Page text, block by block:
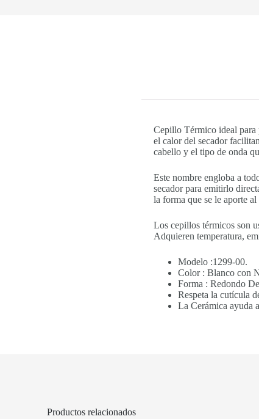
Cepillo Térmico ideal
el calor del secador
cabello y el tipo de onda
Este nombre engloba a
secador para emitirlo
la forma que se le aporte
Los cepillos térmicos son
Adquieren temperatura,
Modelo :1299-00.
Color : Blanco con
Forma : Redondo
Respeta la cutícula
La Cerámica ayuda
Productos relacionados